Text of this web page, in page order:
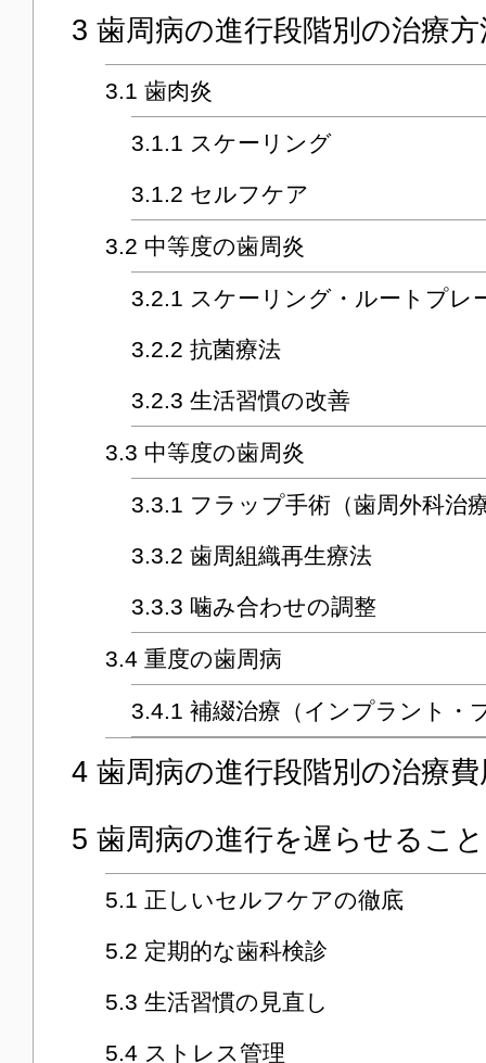
3 歯周病の進行段階別の治療方
3.1 歯肉炎
3.1.1 スケーリング
3.1.2 セルフケア
3.2 中等度の歯周炎
3.2.1 スケーリング・ルートプレ
3.2.2 抗菌療法
3.2.3 生活習慣の改善
3.3 中等度の歯周炎
3.3.1 フラップ手術（歯周外科治
3.3.2 歯周組織再生療法
3.3.3 噛み合わせの調整
3.4 重度の歯周病
3.4.1 補綴治療（インプラント・
4 歯周病の進行段階別の治療費
5 歯周病の進行を遅らせるこ
5.1 正しいセルフケアの徹底
5.2 定期的な歯科検診
5.3 生活習慣の見直し
5.4 ストレス管理